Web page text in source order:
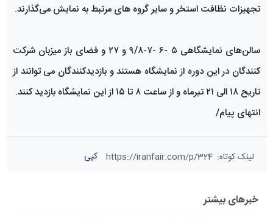
تجهیزات نظافت استخر و سایر گروه های مرتبط به نمایش می‌گذارند.
سالن‌های نمایشگاهی ۵ -۶ -۷-۹/۸ و ۲۷ و فضای باز میزبان شرکت‌
کنندگان در این دوره از نمایشگاه هستند و بازدیدکنندگان می ‌توانند از
تاریح ۱۸ الی ۲۱ تیرماه و از ساعت ۸ تا ۱۵ از این نمایشگاه بازدید کنند.
انتهای پیام/
لینک کوتاه:
https://iranfair.com/p/324 کپی
خبرهای بیشتر